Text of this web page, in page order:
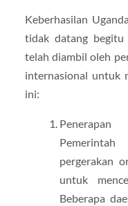
Keberhasilan
tidak datang begitu
telah diambil oleh
internasional untuk
ini:
pergerakan
untuk
Beberapa